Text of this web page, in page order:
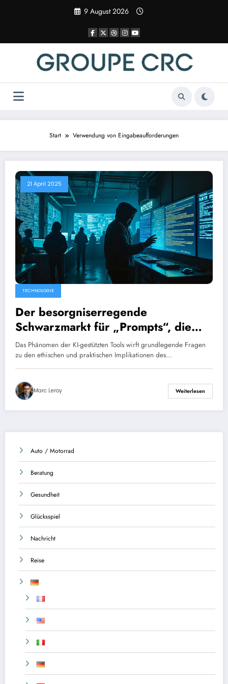
9 August 2026
Start Verwendung von Eingabeaufforderungen
21 April 2025
TECHNOLOGIE
Der besorgniserregende
Schwarzmarkt für „Prompts“, die
das Potenzial von KI freisetzen
Das Phänomen der KI-gestützten Tools wirft grundlegende Fragen
zu den ethischen und praktischen Implikationen des…
Marc Leroy Weiterlesen
Auto / Motorrad
Beratung
Gesundheit
Glücksspiel
Nachricht
Reise